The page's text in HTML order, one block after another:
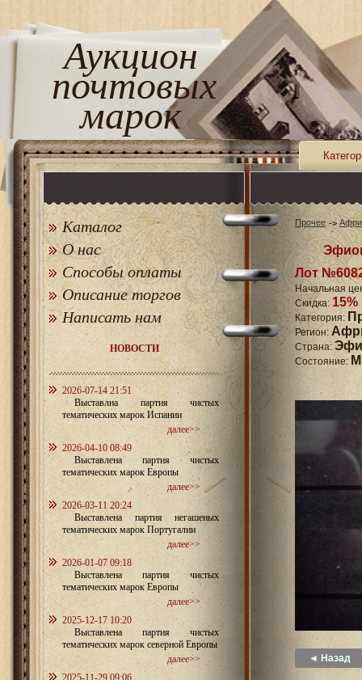
Аукцион
почтовых
марок
Каталог
О нас
Способы оплаты
Описание торгов
Написать нам
НОВОСТИ
2026-07-14 21:51
Выставлна партия чистых
тематических марок Испании
далее>>
2026-04-10 08:49
Выставлена партия чистых
тематических марок Европы
далее>>
2026-03-11 20:24
Выставлена партия негашеных
тематических марок Португалии
далее>>
2026-01-07 09:18
Выставлена партия чистых
тематических марок Европы
далее>>
2025-12-17 10:20
Выставлена партия чистых
тематических марок северной Европы
далее>>
2025-11-29 09:06
Прочее
Лот
Начальная
Скидка: 15%
Категория:
Регион:
Страна:
Состояние:
◄ Назад